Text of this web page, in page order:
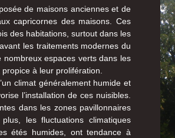
de maisons anciennes et de
capricornes des maisons. Ces
des habitations, surtout dans les
les traitements modernes du
espaces verts dans les
à leur prolifération.
climat généralement humide et
l’installation de ces nuisibles.
dans les zones pavillonnaires
les fluctuations climatiques
étés humides, ont tendance à